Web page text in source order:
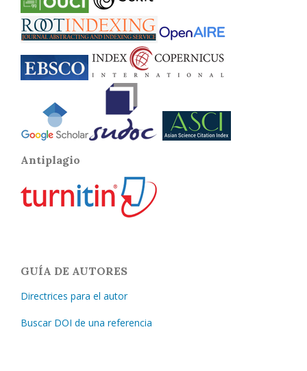
Antiplagio
GUÍA DE AUTORES
Directrices para el autor
Buscar DOI de una referencia